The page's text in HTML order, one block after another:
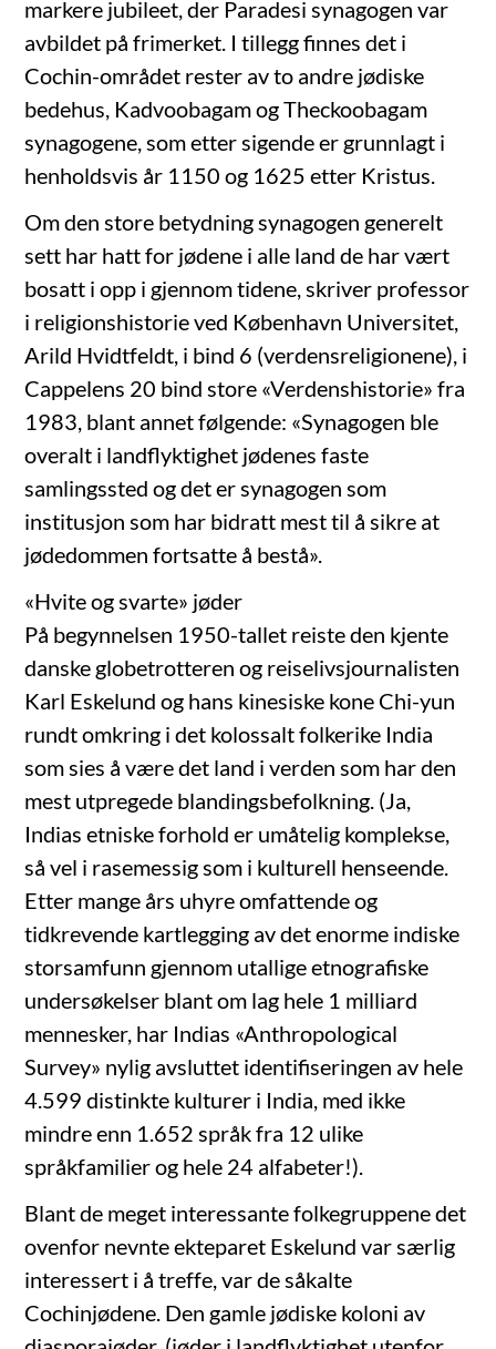
markere jubileet, der Paradesi synagogen var
avbildet på frimerket. I tillegg finnes det i
Cochin-området rester av to andre jødiske
bedehus, Kadvoobagam og Theckoobagam
synagogene, som etter sigende er grunnlagt i
henholdsvis år 1150 og 1625 etter Kristus.
Om den store betydning synagogen generelt
sett har hatt for jødene i alle land de har vært
bosatt i opp i gjennom tidene, skriver professor
i religionshistorie ved København Universitet,
Arild Hvidtfeldt, i bind 6 (verdensreligionene), i
Cappelens 20 bind store «Verdenshistorie» fra
1983, blant annet følgende: «Synagogen ble
overalt i landflyktighet jødenes faste
samlingssted og det er synagogen som
institusjon som har bidratt mest til å sikre at
jødedommen fortsatte å bestå».
«Hvite og svarte» jøder
På begynnelsen 1950-tallet reiste den kjente
danske globetrotteren og reiselivsjournalisten
Karl Eskelund og hans kinesiske kone Chi-yun
rundt omkring i det kolossalt folkerike India
som sies å være det land i verden som har den
mest utpregede blandingsbefolkning. (Ja,
Indias etniske forhold er umåtelig komplekse,
så vel i rasemessig som i kulturell henseende.
Etter mange års uhyre omfattende og
tidkrevende kartlegging av det enorme indiske
storsamfunn gjennom utallige etnografiske
undersøkelser blant om lag hele 1 milliard
mennesker, har Indias «Anthropological
Survey» nylig avsluttet identifiseringen av hele
4.599 distinkte kulturer i India, med ikke
mindre enn 1.652 språk fra 12 ulike
språkfamilier og hele 24 alfabeter!).
Blant de meget interessante folkegruppene det
ovenfor nevnte ekteparet Eskelund var særlig
interessert i å treffe, var de såkalte
Cochinjødene. Den gamle jødiske koloni av